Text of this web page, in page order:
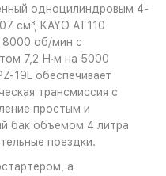
одноцилиндровым 4-
см³, KAYO AT110
8000 об/мин с
7,2 Н·м на 5000
19L обеспечивает
трансмиссия с
простым и
бак объемом 4 литра
поездки.
а